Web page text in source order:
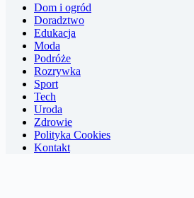
Dom i ogród
Doradztwo
Edukacja
Moda
Podróże
Rozrywka
Sport
Tech
Uroda
Zdrowie
Polityka Cookies
Kontakt